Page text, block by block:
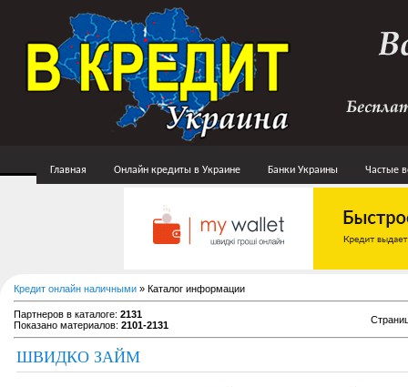
Главная Онлайн кредиты в Украине Банки Украины Частые
Кредит онлайн наличными » Каталог информации
Партнеров в каталоге: 2131
Показано материалов: 2101-2131
ШВИДКО ЗАЙМ